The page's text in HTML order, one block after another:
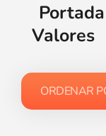
Portada
Valores
ORDENAR